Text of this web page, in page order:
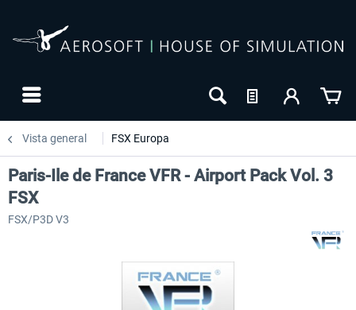
Vista general FSX Europa
Paris-Ile de France VFR - Airport Pack Vol. 3
FSX
FSX/P3D V3